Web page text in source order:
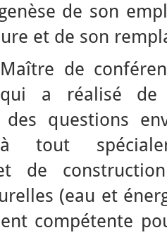
de son
et de son
de
a réalisé de
questions
tout
de
(eau et
compétente